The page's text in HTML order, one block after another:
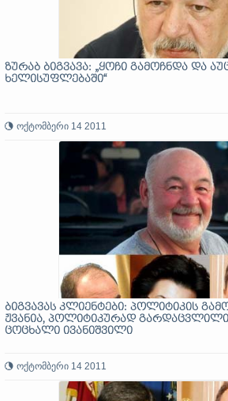
ზურაბ ბიგვავა: „ყოჩი გამოჩნდა და
ხელისუფლებაში“
ოქტომბერი 14 2011
ბიგვავას კლიენტები: პოლიტიკის
ჟვანია, პოლიტიკურად გარდაცვლილი
ცოცხალი ივანიშვილი
ოქტომბერი 14 2011